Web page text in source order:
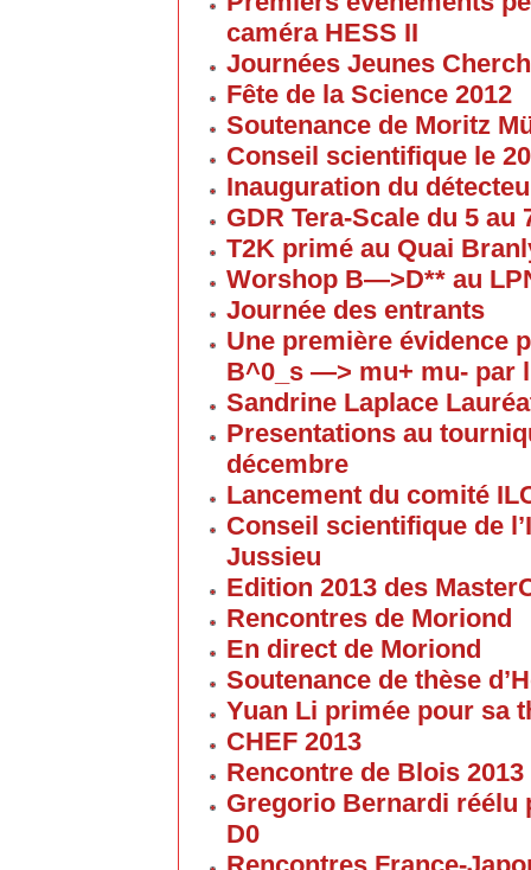
caméra HESS II
Journées Jeunes
Fête de la Science 2012
Soutenance de Moritz
Conseil scientifique le
Inauguration du
GDR Tera-Scale du 5
T2K primé au Quai
Worshop B—>D** au
Journée des entrants
Une première évidence
B^0_s —> mu+ mu- par
Sandrine Laplace
Presentations au
décembre
Lancement du comité
Conseil scientifique de
Jussieu
Edition 2013 des
Rencontres de Moriond
En direct de Moriond
Soutenance de thèse
Yuan Li primée pour sa
CHEF 2013
Rencontre de Blois 2013
Gregorio Bernardi réélu
D0